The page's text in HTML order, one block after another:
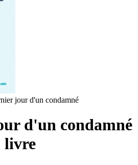
jour d'un condamné
d'un condamné
livre